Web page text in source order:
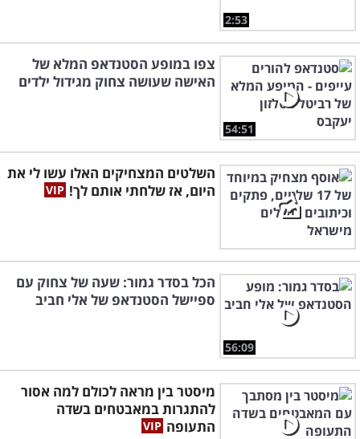
2:53
54:51
צפו במופע הסטנדאפ המלא של
האישה שעושה צחוק מגידול ילדים
השלטים המצחיקים האלו עשו לי את
היום, אז שלחתי אותם לך!
56:09
הכל בסדר גמור: שעה של צחוק עם
ספיישל הסטנדאפ של אלי חביב
מיסטר בין מראה לכולם למה אסור
להתגרות במאבטחים בשדה
התעופה